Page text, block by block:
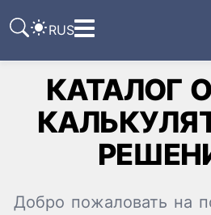
RUS
КАТАЛОГ
Добро пожаловать на
Ссылка Текст